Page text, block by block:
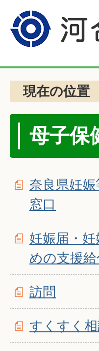
現在の位置
母子保
奈良県妊
窓口
妊娠届・
めの支援
訪問
すくすく